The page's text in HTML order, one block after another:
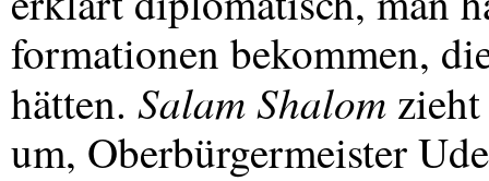
formationen bekommen,
hätten. Salam Shalom
um, Oberbürgermeister